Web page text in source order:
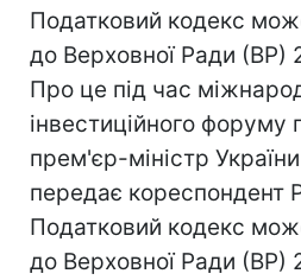
Податковий кодекс
до Верховної Ради (ВР)
Про це під час
інвестиційного форуму
прем'єр-міністр України
передає кореспондент
Податковий кодекс
до Верховної Ради (ВР)